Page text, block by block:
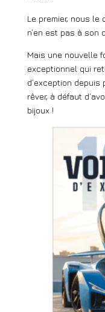
Le premier, nous le
n’en est pas à son
Mais une nouvelle
exceptionnel qui
d’exception
rêver, à défaut
bijoux !